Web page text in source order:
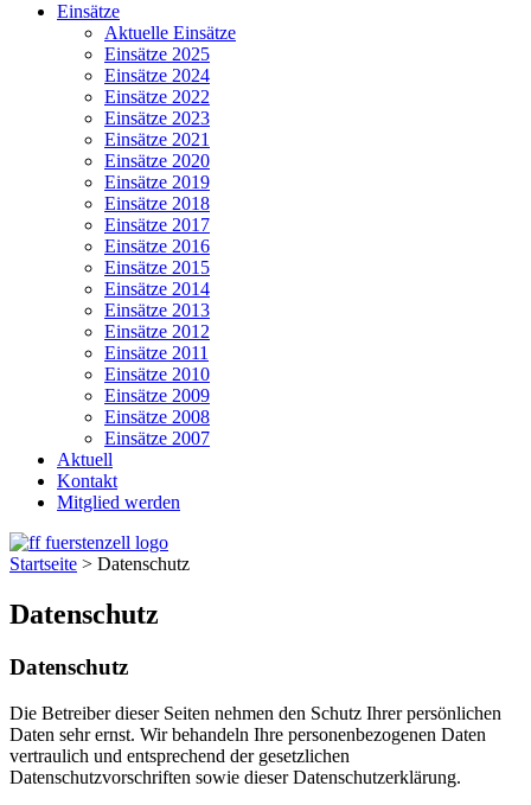
Einsätze
Aktuelle Einsätze
Einsätze 2025
Einsätze 2024
Einsätze 2022
Einsätze 2023
Einsätze 2021
Einsätze 2020
Einsätze 2019
Einsätze 2018
Einsätze 2017
Einsätze 2016
Einsätze 2015
Einsätze 2014
Einsätze 2013
Einsätze 2012
Einsätze 2011
Einsätze 2010
Einsätze 2009
Einsätze 2008
Einsätze 2007
Aktuell
Kontakt
Mitglied werden
Startseite > Datenschutz
Datenschutz
Datenschutz
Die Betreiber dieser Seiten nehmen den Schutz Ihrer persönlichen
Daten sehr ernst. Wir behandeln Ihre personenbezogenen Daten
vertraulich und entsprechend der gesetzlichen
Datenschutzvorschriften sowie dieser Datenschutzerklärung.